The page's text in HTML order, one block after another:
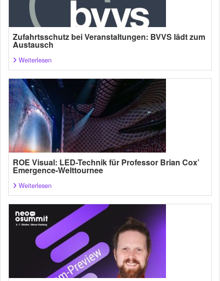
Zufahrtsschutz bei Veranstaltungen: BVVS lädt zum
Austausch
Weiterlesen
ROE Visual: LED-Technik für Professor Brian Cox’
Emergence-Welttournee
Weiterlesen